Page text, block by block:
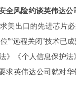
全风险约谈英伟达公
美出口的先进芯片
”“远程关闭”技术已
》《个人信息保护
求英伟达公司就对